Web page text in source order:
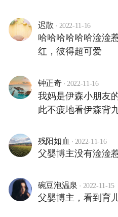
迟散 · 2022-11-16
哈哈哈哈哈哈淦淦
红，彼得超可爱
钟正奇 · 2022-11-16
我妈是伊森小朋友
此不疲地看伊森背
残阳如血 · 2022-11-16
父婴博主没有淦淦
碗豆泡温泉 · 2022-11-15
父婴博主，看到育